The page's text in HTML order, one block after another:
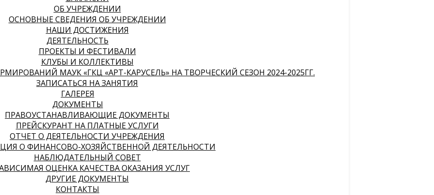
ОБ УЧРЕЖДЕНИИ
ОСНОВНЫЕ СВЕДЕНИЯ ОБ УЧРЕЖДЕНИИ
НАШИ ДОСТИЖЕНИЯ
ДЕЯТЕЛЬНОСТЬ
ПРОЕКТЫ И ФЕСТИВАЛИ
КЛУБЫ И КОЛЛЕКТИВЫ
МАУК «ГКЦ «АРТ-КАРУСЕЛЬ» НА ТВОРЧЕСКИЙ СЕЗОН 2024-2025ГГ.
ЗАПИСАТЬСЯ НА ЗАНЯТИЯ
ГАЛЕРЕЯ
ДОКУМЕНТЫ
ПРАВОУСТАНАВЛИВАЮЩИЕ ДОКУМЕНТЫ
ПРЕЙСКУРАНТ НА ПЛАТНЫЕ УСЛУГИ
ОТЧЕТ О ДЕЯТЕЛЬНОСТИ УЧРЕЖДЕНИЯ
О ФИНАНСОВО-ХОЗЯЙСТВЕННОЙ ДЕЯТЕЛЬНОСТИ
НАБЛЮДАТЕЛЬНЫЙ СОВЕТ
ОЦЕНКА КАЧЕСТВА ОКАЗАНИЯ УСЛУГ
ДРУГИЕ ДОКУМЕНТЫ
КОНТАКТЫ